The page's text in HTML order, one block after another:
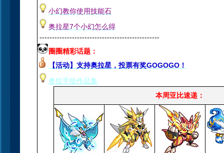
小幻教你使用技能石
奥拉星7个小幻怎么得
------------------------------------------------
圈圈精彩话题：
【活动】支持奥拉星，投票有奖GOGOGO！
奥拉手绘作品集
本周亚比速递：